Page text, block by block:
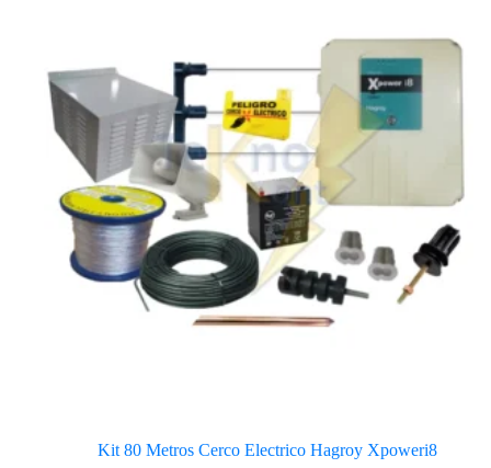
Kit 80 Metros Cerco Electrico Hagroy Xpoweri8